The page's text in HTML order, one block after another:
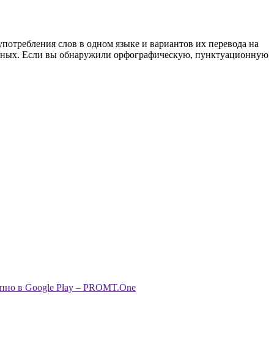
слов в одном языке и вариантов их перевода на
Если вы обнаружили орфографическую, пунктуационную